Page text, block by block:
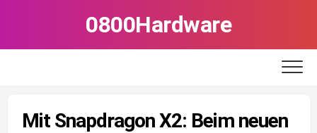
0800Hardware
Mit Snapdragon X2: Beim neuen